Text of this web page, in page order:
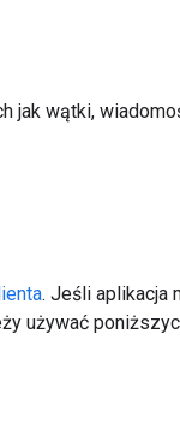
jak wątki,
. Jeśli aplikacja
używać